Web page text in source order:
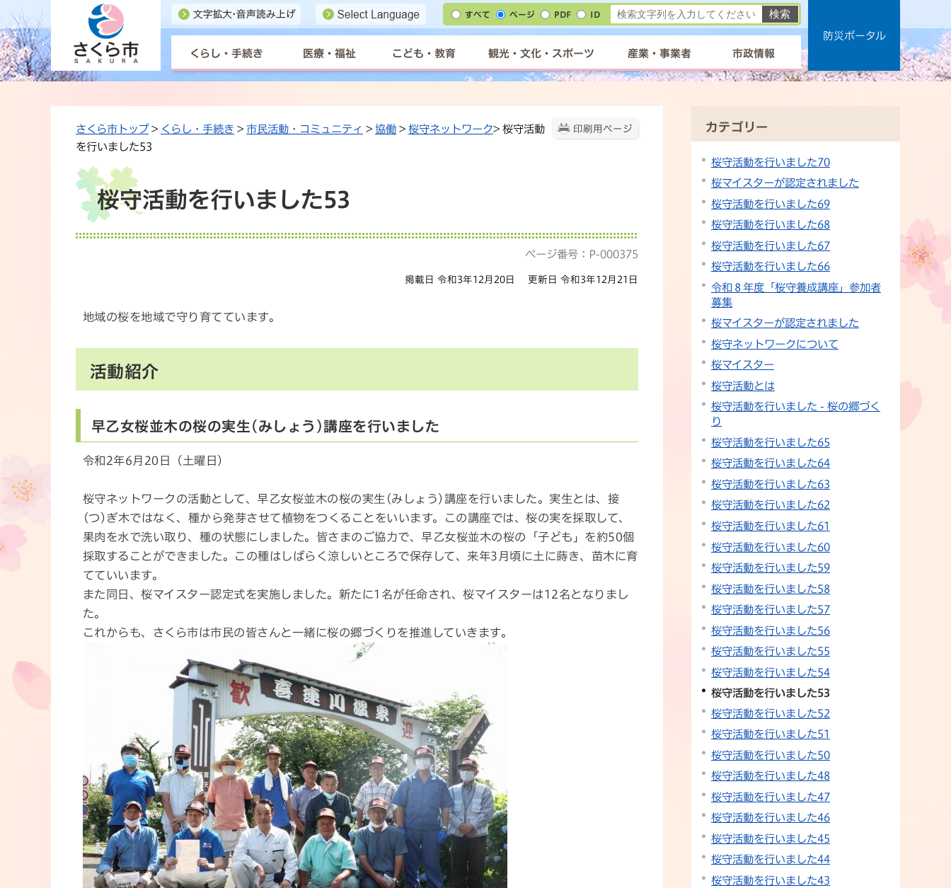
すべて ページ PDF ID
くらし・手続き 医療・福祉 こども・教育 観光・文化・スポーツ 産業・事業者 市政情報
防災ポータル
印刷用ページ
さくら市トップ> くらし・手続き > 市民活動・コミュニティ > 協働 > 桜守ネットワーク> 桜守活動
を行いました53
桜守活動を行いました53
ページ番号：P-000375
掲載日 令和3年12月20日 更新日 令和3年12月21日
地域の桜を地域で守り育てています。
活動紹介
早乙女桜並木の桜の実生(みしょう)講座を行いました
令和2年6月20日（土曜日）
桜守ネットワークの活動として、早乙女桜並木の桜の実生(みしょう)講座を行いました。実生とは、接
(つ)ぎ木ではなく、種から発芽させて植物をつくることをいいます。この講座では、桜の実を採取して、
果肉を水で洗い取り、種の状態にしました。皆さまのご協力で、早乙女桜並木の桜の「子ども」を約50個
採取することができました。この種はしばらく涼しいところで保存して、来年3月頃に土に蒔き、苗木に育
てていいます。
また同日、桜マイスター認定式を実施しました。新たに1名が任命され、桜マイスターは12名となりまし
た。
これからも、さくら市は市民の皆さんと一緒に桜の郷づくりを推進していきます。
カテゴリー
桜守活動を行いました70
桜マイスターが認定されました
桜守活動を行いました69
桜守活動を行いました68
桜守活動を行いました67
桜守活動を行いました66
令和８年度「桜守養成講座」参加者
募集
桜マイスターが認定されました
桜守ネットワークについて
桜マイスター
桜守活動とは
桜守活動を行いました - 桜の郷づく
り
桜守活動を行いました65
桜守活動を行いました64
桜守活動を行いました63
桜守活動を行いました62
桜守活動を行いました61
桜守活動を行いました60
桜守活動を行いました59
桜守活動を行いました58
桜守活動を行いました57
桜守活動を行いました56
桜守活動を行いました55
桜守活動を行いました54
桜守活動を行いました53
桜守活動を行いました52
桜守活動を行いました51
桜守活動を行いました50
桜守活動を行いました48
桜守活動を行いました47
桜守活動を行いました46
桜守活動を行いました45
桜守活動を行いました44
桜守活動を行いました43